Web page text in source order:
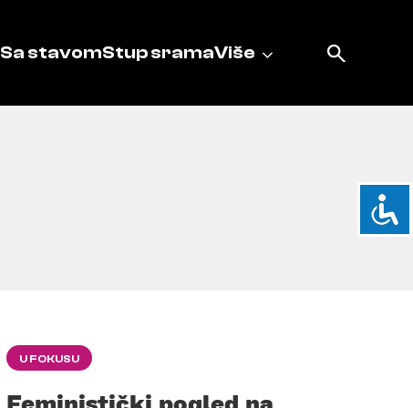
Sa stavomStup sramaViše
U FOKUSU